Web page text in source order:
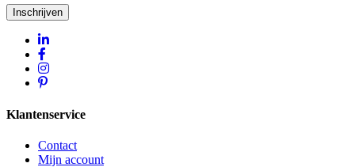
Inschrijven
Klantenservice
Contact
Mijn account